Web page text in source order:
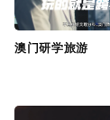
澳门研学旅游